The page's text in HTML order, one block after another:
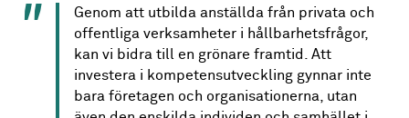
Genom att utbilda anställda från privata och
offentliga verksamheter i hållbarhetsfrågor,
kan vi bidra till en grönare framtid. Att
investera i kompetensutveckling gynnar inte
bara företagen och organisationerna, utan